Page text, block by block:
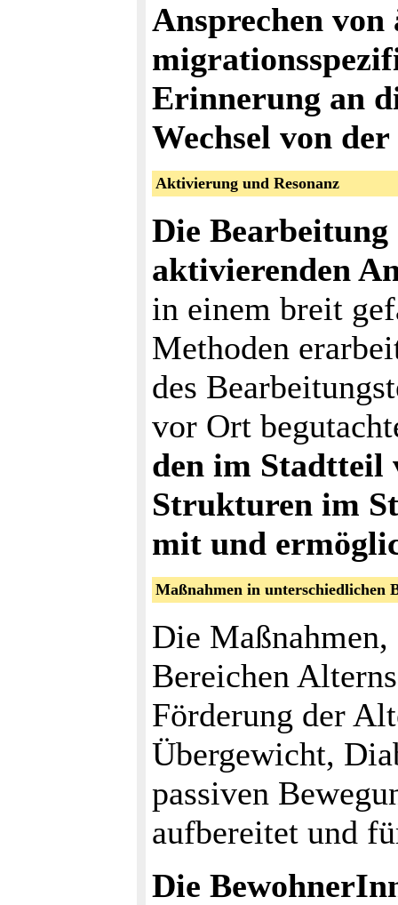
Ansprechen
Erinnerung an
Wechsel von
Aktivierung und Resonanz
Die Bearbeitung
aktivierenden
in einem breit
Methoden
des
vor Ort
den im Stadtteil
Strukturen im
mit und
Maßnahmen in unterschiedlichen
Die
Bereichen
Förderung der
Übergewicht,
passiven
aufbereitet und
Die